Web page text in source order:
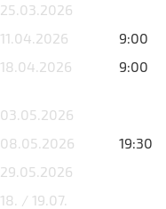
25.03.2026
11.04.2026
9:00
18.04.2026
9:00
03.05.2026
08.05.2026
19:30
29.05.2026
18. / 19.07.